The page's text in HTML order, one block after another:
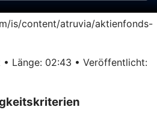
is/content/atruvia/aktienfonds-
• Länge: 02:43 • Veröffentlicht: